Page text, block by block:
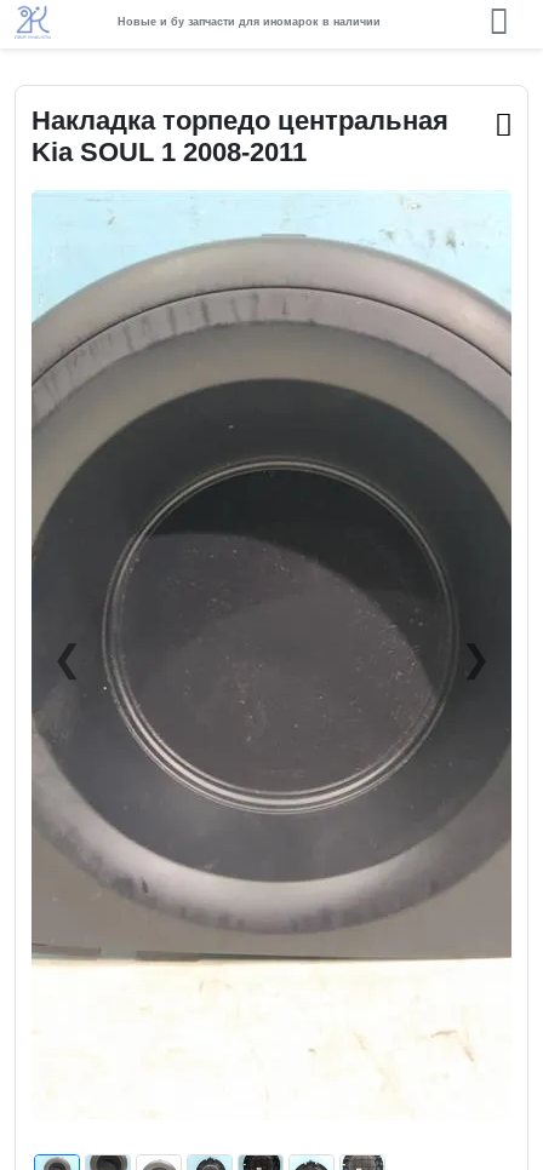
Новые и бу запчасти для иномарок в наличии
Накладка торпедо центральная
Kia SOUL 1 2008-2011
❮Previous ❯Next